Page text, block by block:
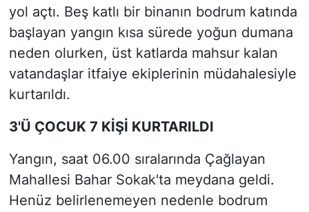
yol açtı. Beş katlı bir binanın bodrum katında
başlayan yangın kısa sürede yoğun dumana
neden olurken, üst katlarda mahsur kalan
vatandaşlar itfaiye ekiplerinin müdahalesiyle
kurtarıldı.
3'Ü ÇOCUK 7 KİŞİ KURTARILDI
Yangın, saat 06.00 sıralarında Çağlayan
Mahallesi Bahar Sokak'ta meydana geldi.
Henüz belirlenemeyen nedenle bodrum